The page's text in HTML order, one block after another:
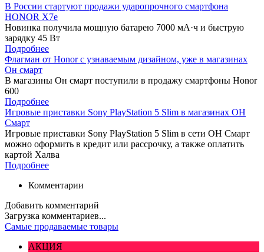
В России стартуют продажи ударопрочного смартфона
HONOR X7e
Новинка получила мощную батарею 7000 мА·ч и быструю
зарядку 45 Вт
Подробнее
Флагман от Honor с узнаваемым дизайном, уже в магазинах
Он смарт
В магазины Он смарт поступили в продажу смартфоны Honor
600
Подробнее
Игровые приставки Sony PlayStation 5 Slim в магазинах ОН
Смарт
Игровые приставки Sony PlayStation 5 Slim в сети ОН Смарт
можно оформить в кредит или рассрочку, а также оплатить
картой Халва
Подробнее
Комментарии
Добавить комментарий
Загрузка комментариев...
Самые продаваемые товары
АКЦИЯ